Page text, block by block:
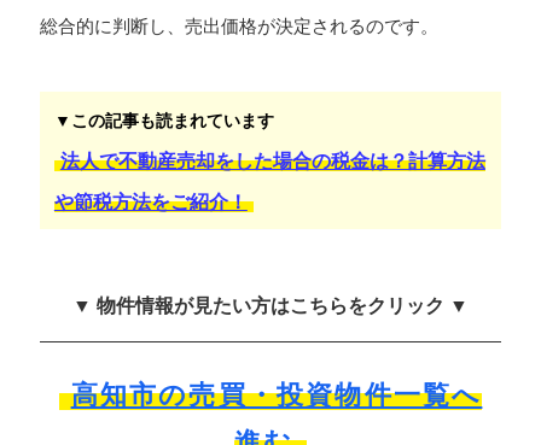
総合的に判断し、売出価格が決定されるのです。
▼この記事も読まれています
法人で不動産売却をした場合の税金は？計算方法
や節税方法をご紹介！
▼ 物件情報が見たい方はこちらをクリック ▼
高知市の売買・投資物件一覧へ